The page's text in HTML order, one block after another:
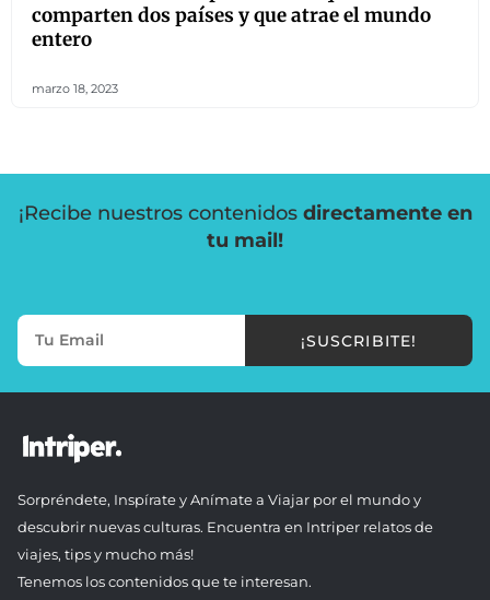
comparten dos países y que atrae el mundo
entero
marzo 18, 2023
¡Recibe nuestros contenidos directamente en
tu mail!
¡SUSCRIBITE!
Sorpréndete, Inspírate y Anímate a Viajar por el mundo y
descubrir nuevas culturas. Encuentra en Intriper relatos de
viajes, tips y mucho más!
Tenemos los contenidos que te interesan.